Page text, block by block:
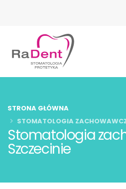
Stomatologia
Szczecinie
STRONA GŁÓWNA
STOMATOLOGIA